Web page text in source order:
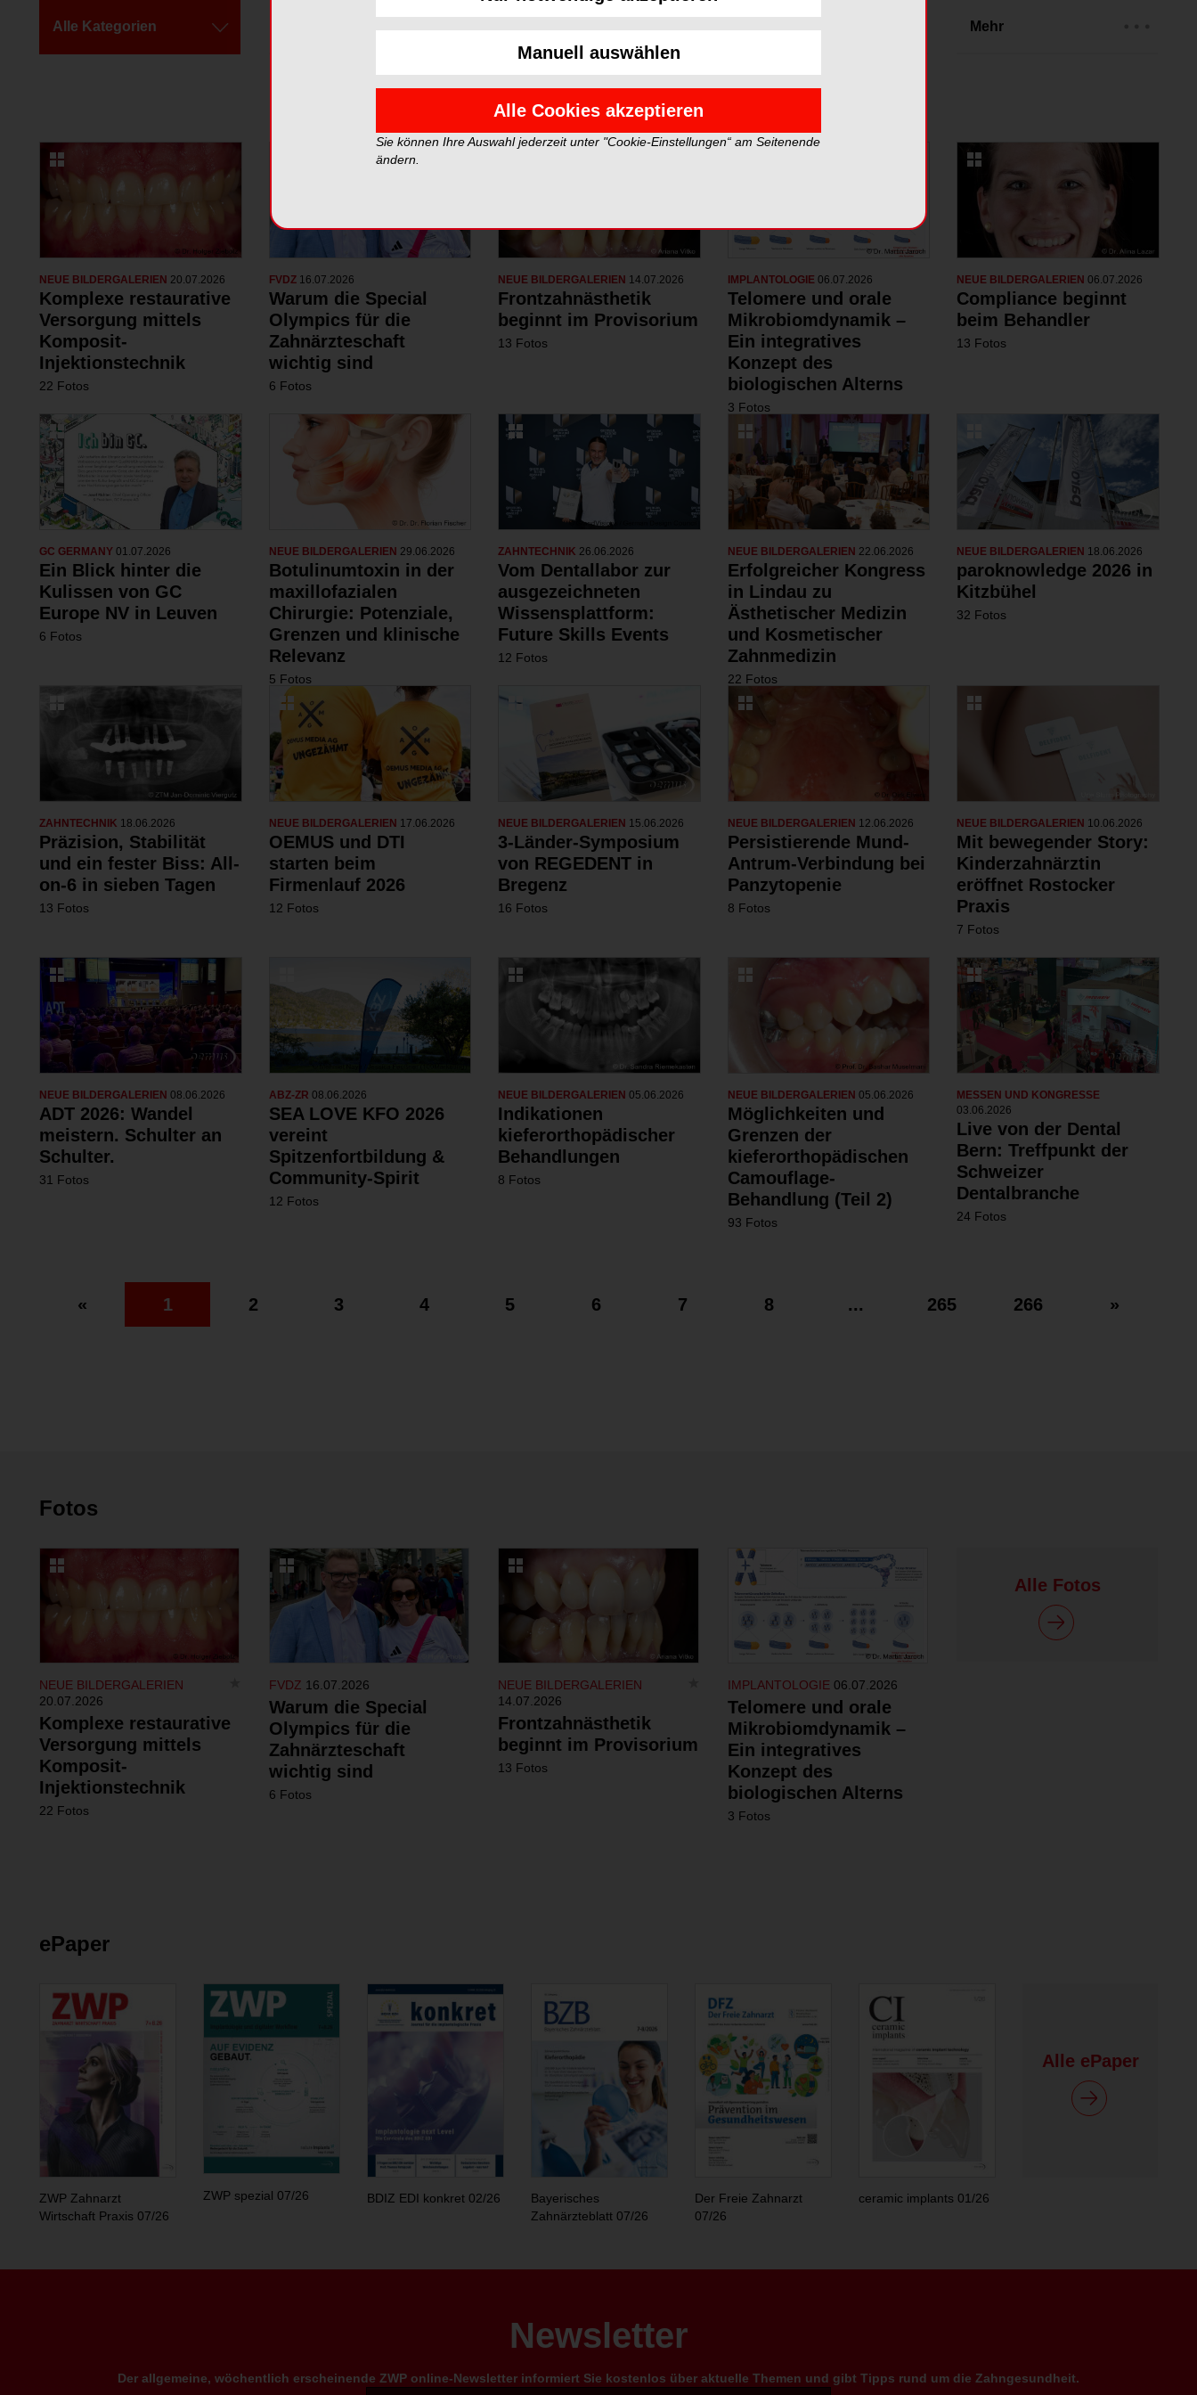
Alle Kategorien Mehr
NEUE BILDERGALERIEN 20.07.2026
Komplexe restaurative
Versorgung mittels
Komposit-
Injektionstechnik
22 Fotos
FVDZ 16.07.2026
Warum die Special
Olympics für die
Zahnärzteschaft
wichtig sind
6 Fotos
NEUE BILDERGALERIEN 14.07.2026
Frontzahnästhetik
beginnt im Provisorium
13 Fotos
IMPLANTOLOGIE 06.07.2026
Telomere und orale
Mikrobiomdynamik –
Ein integratives
Konzept des
biologischen Alterns
3 Fotos
NEUE BILDERGALERIEN06.07.2026
Compliance beginnt
beim Behandler
13 Fotos
GC GERMANY 01.07.2026
Ein Blick hinter die
Kulissen von GC
Europe NV in Leuven
6 Fotos
NEUE BILDERGALERIEN 29.06.2026
Botulinumtoxin in der
maxillofazialen
Chirurgie: Potenziale,
Grenzen und klinische
Relevanz
5 Fotos
ZAHNTECHNIK 26.06.2026
Vom Dentallabor zur
ausgezeichneten
Wissensplattform:
Future Skills Events
12 Fotos
NEUE BILDERGALERIEN 22.06.2026
Erfolgreicher Kongress
in Lindau zu
Ästhetischer Medizin
und Kosmetischer
Zahnmedizin
22 Fotos
NEUE BILDERGALERIEN 18.06.2026
paroknowledge 2026 in
Kitzbühel
32 Fotos
ZAHNTECHNIK 18.06.2026
Präzision, Stabilität
und ein fester Biss: All-
on-6 in sieben Tagen
13 Fotos
NEUE BILDERGALERIEN 17.06.2026
OEMUS und DTI
starten beim
Firmenlauf 2026
12 Fotos
NEUE BILDERGALERIEN 15.06.2026
3-Länder-Symposium
von REGEDENT in
Bregenz
16 Fotos
NEUE BILDERGALERIEN 12.06.2026
Persistierende Mund-
Antrum-Verbindung bei
Panzytopenie
8 Fotos
NEUE BILDERGALERIEN 10.06.2026
Mit bewegender Story:
Kinderzahnärztin
eröffnet Rostocker
Praxis
7 Fotos
NEUE BILDERGALERIEN 08.06.2026
ADT 2026: Wandel
meistern. Schulter an
Schulter.
31 Fotos
ABZ-ZR 08.06.2026
SEA LOVE KFO 2026
vereint
Spitzenfortbildung &
Community-Spirit
12 Fotos
NEUE BILDERGALERIEN05.06.2026
Indikationen
kieferorthopädischer
Behandlungen
8 Fotos
NEUE BILDERGALERIEN 05.06.2026
Möglichkeiten und
Grenzen der
kieferorthopädischen
Camouflage-
Behandlung (Teil 2)
93 Fotos
MESSEN UND KONGRESSE
03.06.2026
Live von der Dental
Bern: Treffpunkt der
Schweizer
Dentalbranche
24 Fotos
« 1 2 3 4 5 6 7 8 ... 265 266 »
Fotos
NEUE BILDERGALERIEN
20.07.2026
Komplexe restaurative
Versorgung mittels
Komposit-
Injektionstechnik
22 Fotos
FVDZ 16.07.2026
Warum die Special
Olympics für die
Zahnärzteschaft
wichtig sind
6 Fotos
NEUE BILDERGALERIEN
14.07.2026
Frontzahnästhetik
beginnt im Provisorium
13 Fotos
IMPLANTOLOGIE 06.07.2026
Telomere und orale
Mikrobiomdynamik –
Ein integratives
Konzept des
biologischen Alterns
3 Fotos
Alle Fotos
ePaper
ZWP Zahnarzt
Wirtschaft Praxis 07/26
ZWP spezial 07/26 BDIZ EDI konkret 02/26
Bayerisches
Zahnärzteblatt 07/26
Der Freie Zahnarzt
07/26
ceramic implants 01/26
Alle ePaper
Newsletter
Der allgemeine, wöchentlich erscheinende ZWP online-Newsletter informiert Sie kostenlos über aktuelle Themen und gibt Tipps rund um die Zahngesundheit.
Manuell auswählen
Alle Cookies akzeptieren
Sie können Ihre Auswahl jederzeit unter "Cookie-Einstellungen“ am Seitenende
ändern.